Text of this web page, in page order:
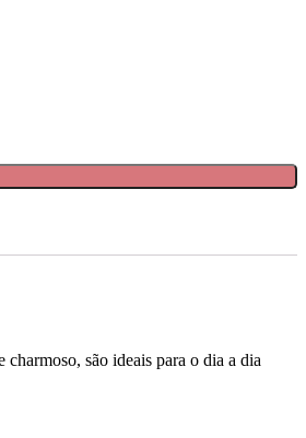
charmoso, são ideais para o dia a dia